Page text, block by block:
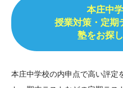
本庄中
授業対策・定期
塾をお探
本庄中学校の内申点で高い評定